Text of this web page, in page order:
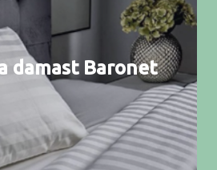
damast Baronet